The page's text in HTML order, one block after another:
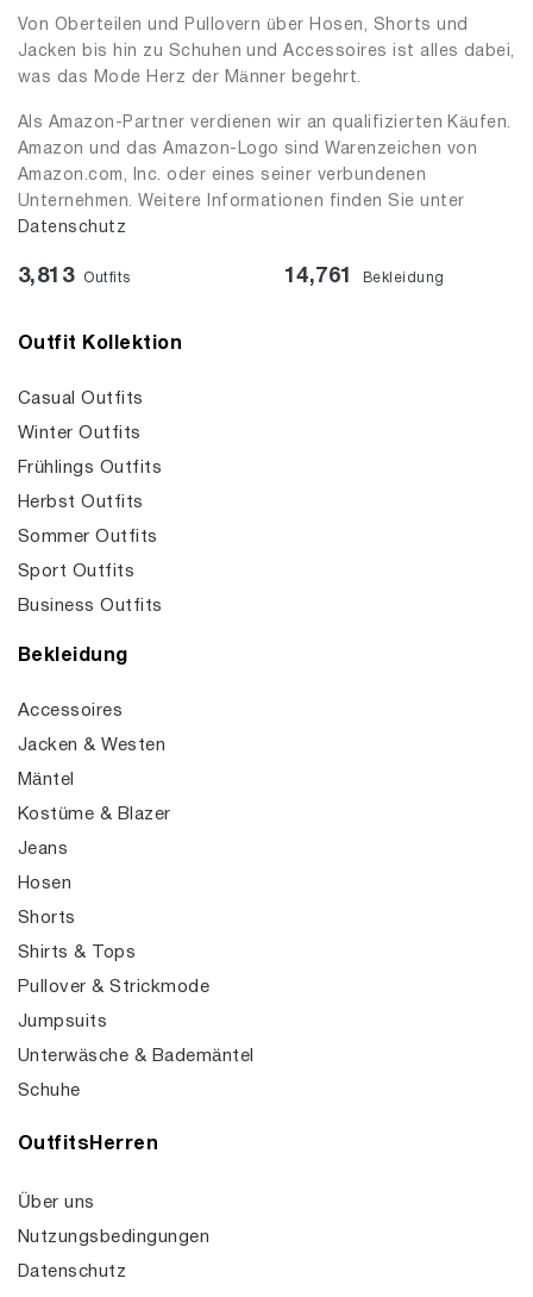
Von Oberteilen und Pullovern über Hosen, Shorts und
Jacken bis hin zu Schuhen und Accessoires ist alles dabei,
was das Mode Herz der Männer begehrt.
Als Amazon-Partner verdienen wir an qualifizierten Käufen.
Amazon und das Amazon-Logo sind Warenzeichen von
Amazon.com, Inc. oder eines seiner verbundenen
Unternehmen. Weitere Informationen finden Sie unter
Datenschutz
3,813 Outfits 14,761 Bekleidung
Outfit Kollektion
Casual Outfits
Winter Outfits
Frühlings Outfits
Herbst Outfits
Sommer Outfits
Sport Outfits
Business Outfits
Bekleidung
Accessoires
Jacken & Westen
Mäntel
Kostüme & Blazer
Jeans
Hosen
Shorts
Shirts & Tops
Pullover & Strickmode
Jumpsuits
Unterwäsche & Bademäntel
Schuhe
OutfitsHerren
Über uns
Nutzungsbedingungen
Datenschutz